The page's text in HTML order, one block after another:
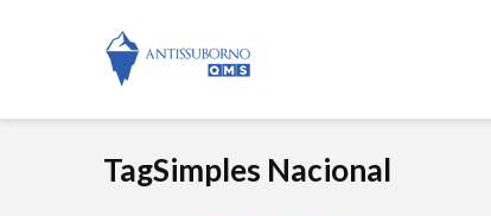
TagSimples Nacional